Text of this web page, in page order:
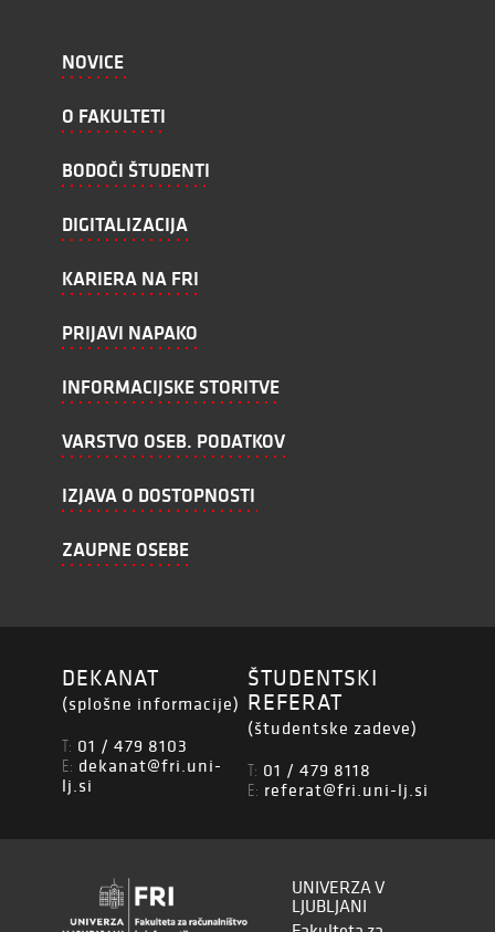
NOVICE
O FAKULTETI
BODOČI ŠTUDENTI
DIGITALIZACIJA
KARIERA NA FRI
PRIJAVI NAPAKO
INFORMACIJSKE STORITVE
VARSTVO OSEB. PODATKOV
IZJAVA O DOSTOPNOSTI
ZAUPNE OSEBE
DEKANAT
(splošne informacije)
T: 01 / 479 8103
E: dekanat@fri.uni-
lj.si
ŠTUDENTSKI
REFERAT
(študentske zadeve)
T: 01 / 479 8118
E: referat@fri.uni-lj.si
UNIVERZA V
LJUBLJANI